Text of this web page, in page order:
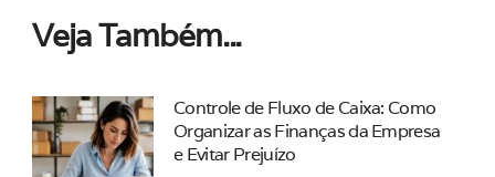
Veja Também...
Controle de Fluxo de Caixa: Como
Organizar as Finanças da Empresa
e Evitar Prejuízo